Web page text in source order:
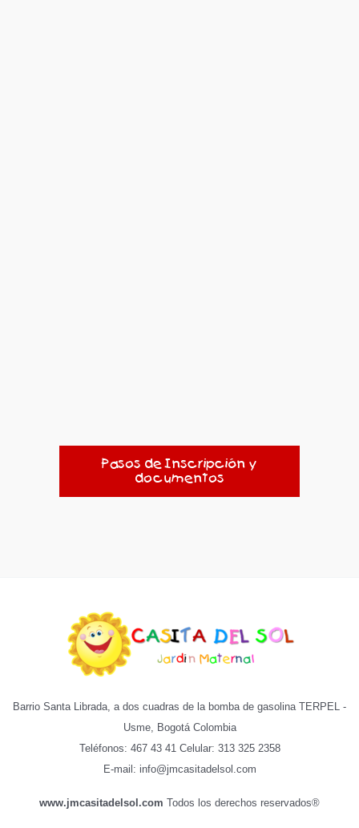
Pasos de Inscripción y
documentos
Barrio Santa Librada, a dos cuadras de la bomba de gasolina TERPEL -
Usme, Bogotá Colombia
Teléfonos: 467 43 41 Celular: 313 325 2358
E-mail: info@jmcasitadelsol.com
www.jmcasitadelsol.com Todos los derechos reservados®